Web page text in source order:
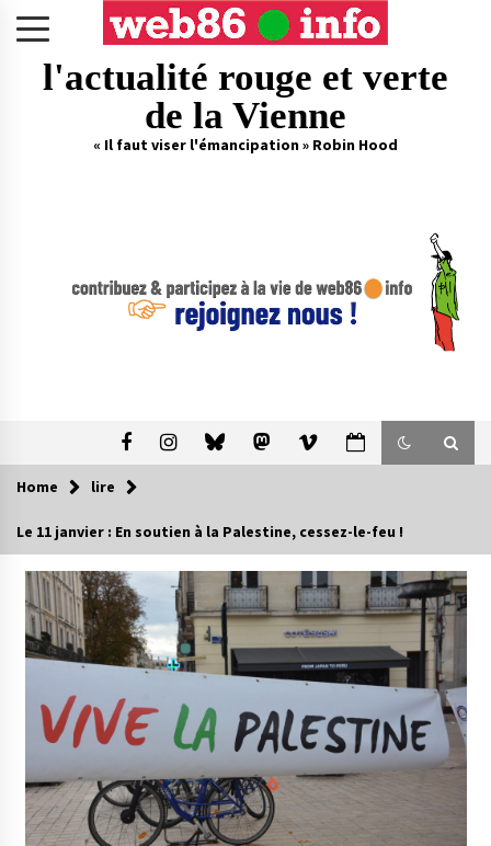
l'actualité rouge et verte
de la Vienne
« Il faut viser l'émancipation » Robin Hood
Home lire
Le 11 janvier : En soutien à la Palestine, cessez-le-feu !